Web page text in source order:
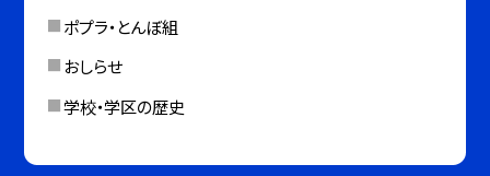
ポプラ・とんぼ組
おしらせ
学校・学区の歴史